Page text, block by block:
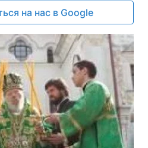
на нас в Google